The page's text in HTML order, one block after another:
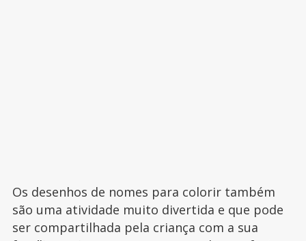
Os desenhos de nomes para colorir também
são uma atividade muito divertida e que pode
ser compartilhada pela criança com a sua